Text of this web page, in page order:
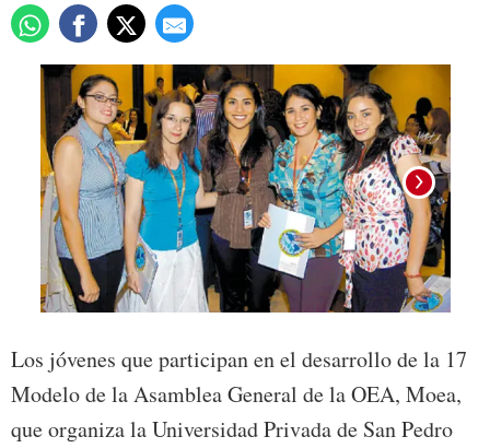
Los jóvenes que participan en el desarrollo de la 17
Modelo de la Asamblea General de la OEA, Moea,
que organiza la Universidad Privada de San Pedro